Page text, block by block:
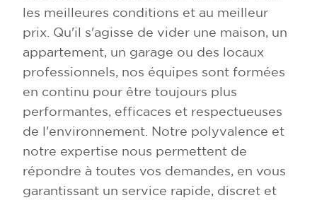
les meilleures conditions et au meilleur
prix. Qu'il s'agisse de vider une maison, un
appartement, un garage ou des locaux
professionnels, nos équipes sont formées
en continu pour être toujours plus
performantes, efficaces et respectueuses
de l'environnement. Notre polyvalence et
notre expertise nous permettent de
répondre à toutes vos demandes, en vous
garantissant un service rapide, discret et